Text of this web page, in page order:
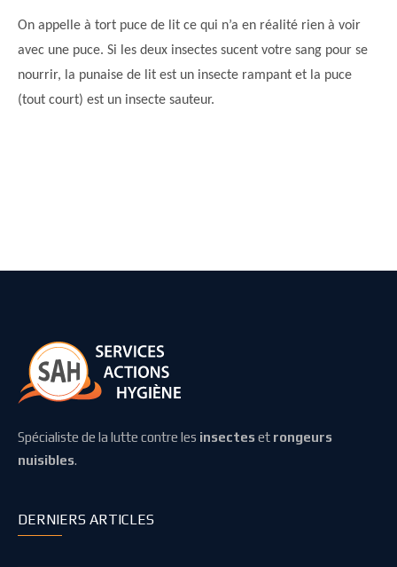
On appelle à tort puce de lit ce qui n’a en réalité rien à voir
avec une puce. Si les deux insectes sucent votre sang pour se
nourrir, la punaise de lit est un insecte rampant et la puce
(tout court) est un insecte sauteur.
Spécialiste de la lutte contre les insecteset rongeurs
nuisibles.
DERNIERS ARTICLES